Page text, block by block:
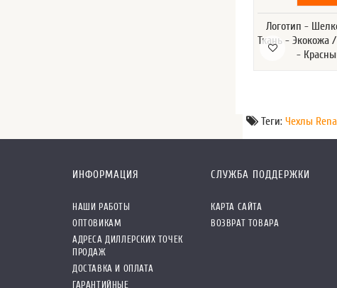
Логотип -
Ткань - Экокожа
-
Теги:Чехлы
ИНФОРМАЦИЯ
НАШИ РАБОТЫ
ОПТОВИКАМ
АДРЕСА ДИЛЛЕРСКИХ ТОЧЕК
ПРОДАЖ
ДОСТАВКА И ОПЛАТА
ГАРАНТИЙНЫЕ
СЛУЖБА ПОДДЕРЖКИ
КАРТА САЙТА
ВОЗВРАТ ТОВАРА